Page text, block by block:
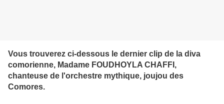
Vous trouverez ci-dessous le dernier clip de la diva
comorienne, Madame FOUDHOYLA CHAFFI,
chanteuse de l'orchestre mythique, joujou des
Comores.